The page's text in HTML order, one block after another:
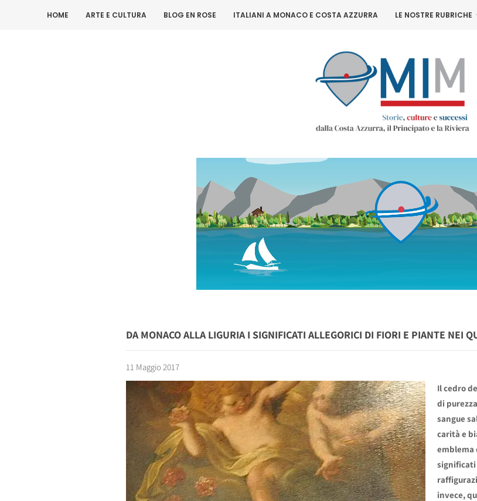
HOME ARTE E CULTURA BLOG EN ROSE ITALIANI A MONACO E COSTA AZZURRA LE NOSTRE RUBRICHE
DA MONACO ALLA LIGURIA I SIGNIFICATI ALLEGORICI DI FIORI E PIANTE NEI
11 Maggio 2017
Il cedro
di
sangue
carità e
emblema
significati
invece,